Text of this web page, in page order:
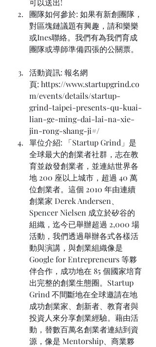
可以送出!
團隊如何參於: 如果有新創團隊，
對區塊鏈議題有興趣，請和樂樂
或Ines聯絡。我們有為我們育成
團隊或導師準備四張的公關票。
活動資訊: 報名網
頁: https://www.startupgrind.co
m/events/details/startup-
grind-taipei-presents-qu-kuai-
lian-ge-ming-dai-lai-na-xie-
jin-rong-shang-ji#/
單位介紹: 「Startup Grind」是
全球最大的創業者社群，志在教
育並啟發創業者，並連結世界各
地 200 座以上城市，超過 40 萬
位創業者。這個 2010 年由連續
創業家 Derek Andersen、
Spencer Nielsen 成立於矽谷的
組織，迄今已舉辦超過 2,000 場
活動，我們透過舉辦各式各樣活
動與演講，與創業組織像是
Google for Entrepreneurs 等夥
伴合作，成功地在 85 個國家培育
出完整的創業生態圈。Startup
Grind 不間斷地在全球邀請在地
成功創業家、創新者、教育者與
投資人來分享創業經驗。藉由活
動，替數百萬名創業者連結到資
源，像是 Mentorship、商業夥